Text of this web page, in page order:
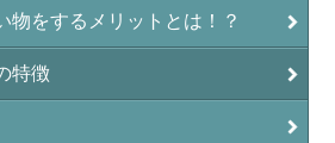
物をするメリットとは！？
特徴